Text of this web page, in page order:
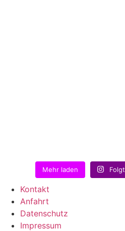
Mehr laden
Kontakt
Anfahrt
Datenschutz
Impressum